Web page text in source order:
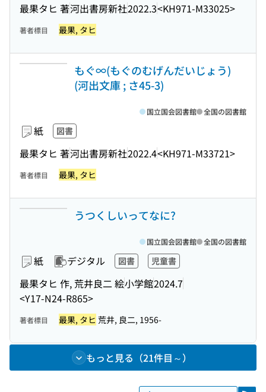
最果タヒ 著河出書房新社2022.3<KH971-M33025>
著者標目 最果, タヒ
もぐ∞(もぐのむげんだいじょう)
(河出文庫 ; さ45-3)
紙 図書
最果タヒ 著河出書房新社2022.4<KH971-M33721>
国立国会図書館 全国の図書館
著者標目 最果, タヒ
うつくしいってなに?
紙 デジタル 図書 児童書
最果タヒ 作, 荒井良二 絵小学館2024.7
<Y17-N24-R865>
国立国会図書館 全国の図書館
著者標目 最果, タヒ 荒井, 良二, 1956-
もっと見る（21件目～）